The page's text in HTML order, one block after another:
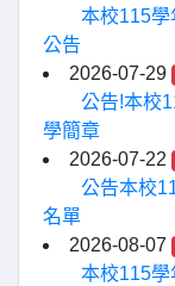
本校115學
公告
2026-07-29
公告!本校
學簡章
2026-07-22
公告本校
名單
2026-08-07
本校115學